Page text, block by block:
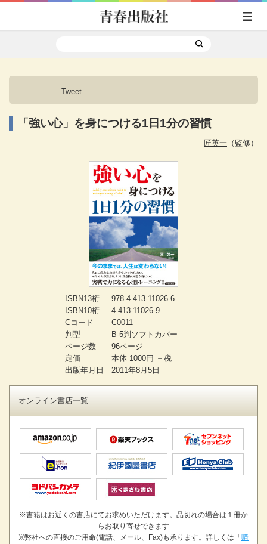
Tweet
「強い心」を身につける1日1分の習慣
匠英一 （監修）
ISBN13桁
978-4-413-11026-6
ISBN10桁
4-413-11026-9
Cコード
C0011
判型
B-5判ソフトカバー
ページ数
96ページ
定価
本体 1000円 ＋税
出版年月日
2011年8月5日
オンライン書店一覧
※書籍はお近くの書店にてお求めいただけます。品切れの場合は１冊か
らお取り寄せできます
※弊社への直接のご用命(電話、メール、Fax)も承ります。詳しくは「 購